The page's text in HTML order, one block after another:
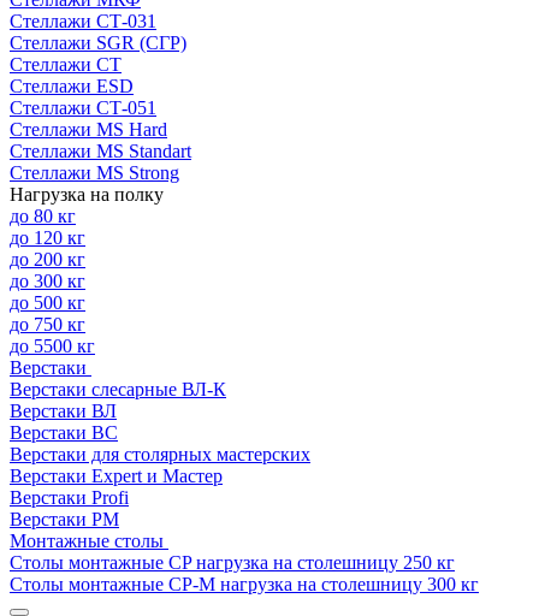
Стеллажи СТ-031
Стеллажи SGR (СГР)
Стеллажи СТ
Стеллажи ESD
Стеллажи СТ-051
Стеллажи MS Hard
Стеллажи MS Standart
Стеллажи MS Strong
Нагрузка на полку
до 80 кг
до 120 кг
до 200 кг
до 300 кг
до 500 кг
до 750 кг
до 5500 кг
Верстаки
Верстаки слесарные ВЛ-К
Верстаки ВЛ
Верстаки ВС
Верстаки для столярных мастерских
Верстаки Expert и Мастер
Верстаки Profi
Верстаки РМ
Монтажные столы
Столы монтажные СP нагрузка на столешницу 250 кг
Столы монтажные СР-М нагрузка на столешницу 300 кг